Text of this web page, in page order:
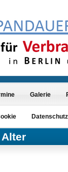
Galerie
Datenschutz